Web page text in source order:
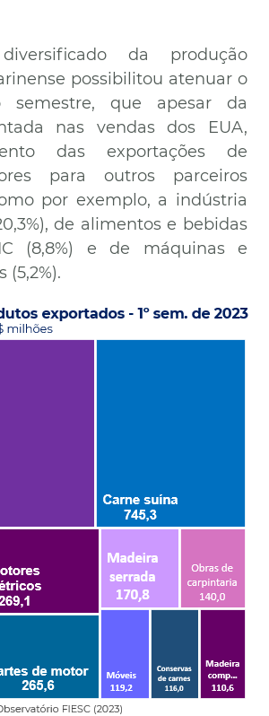
da produção
possibilitou atenuar o
semestre, que apesar da
nas vendas dos EUA,
das exportações de
para outros parceiros
por exemplo, a indústria
de alimentos e bebidas
(8,8%) e de máquinas e